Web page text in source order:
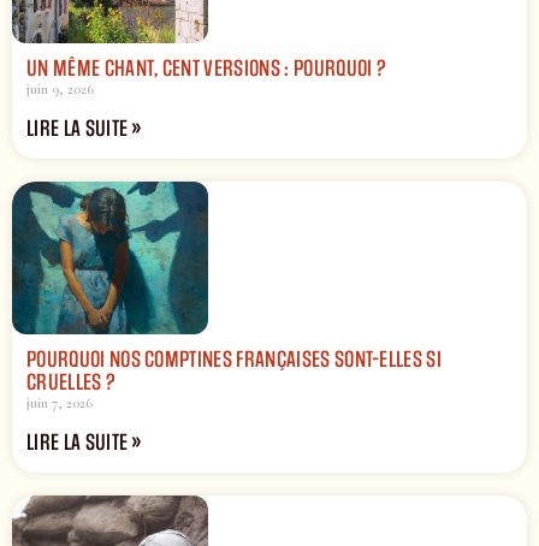
UN MÊME CHANT, CENT VERSIONS : POURQUOI ?
juin 9, 2026
LIRE LA SUITE »
POURQUOI NOS COMPTINES FRANÇAISES SONT-ELLES SI
CRUELLES ?
juin 7, 2026
LIRE LA SUITE »